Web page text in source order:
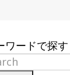
ワードで探す